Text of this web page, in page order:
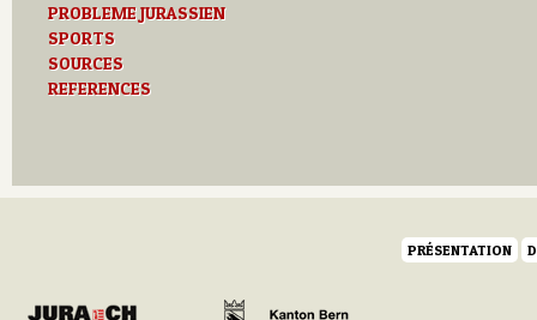
PROBLEME JURASSIEN
SPORTS
SOURCES
REFERENCES
PRÉSENTATION